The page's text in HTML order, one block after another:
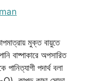
মুক্ত বায়ুতে
বাষ্পাকারে অপসারিত
পদার্থ বলা